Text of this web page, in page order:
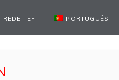
REDE TEF PORTUGUÊS